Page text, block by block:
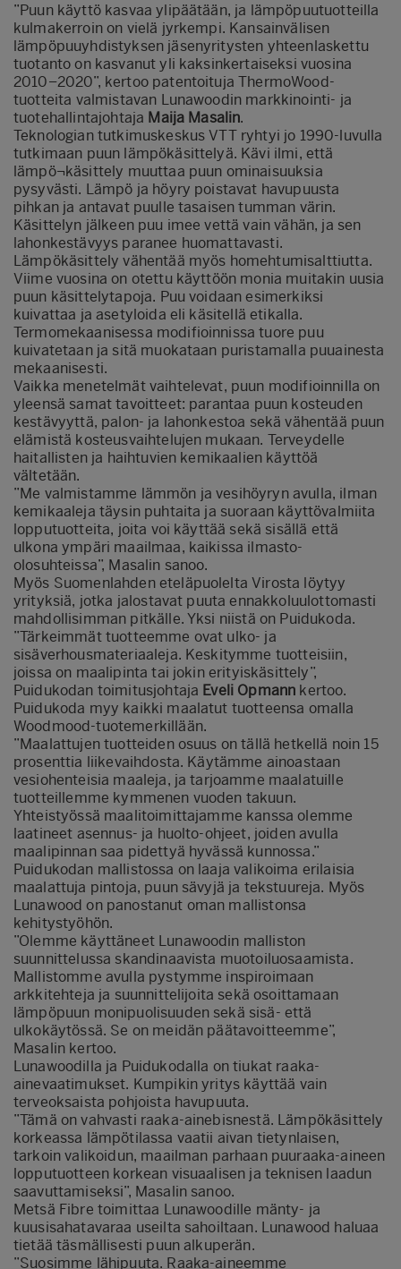
”Puun käyttö kasvaa ylipäätään, ja lämpöpuutuotteilla
kulmakerroin on vielä jyrkempi. Kansainvälisen
lämpöpuuyhdistyksen jäsenyritysten yhteenlaskettu
tuotanto on kasvanut yli kaksinkertaiseksi vuosina
2010–2020”, kertoo patentoituja ThermoWood-
tuotteita valmistavan Lunawoodin markkinointi- ja
tuotehallintajohtaja Maija Masalin.
Teknologian tutkimuskeskus VTT ryhtyi jo 1990-luvulla
tutkimaan puun lämpökäsittelyä. Kävi ilmi, että
lämpö¬käsittely muuttaa puun ominaisuuksia
pysyvästi. Lämpö ja höyry poistavat havupuusta
pihkan ja antavat puulle tasaisen tumman värin.
Käsittelyn jälkeen puu imee vettä vain vähän, ja sen
lahonkestävyys paranee huomattavasti.
Lämpökäsittely vähentää myös homehtumisalttiutta.
Viime vuosina on otettu käyttöön monia muitakin uusia
puun käsittelytapoja. Puu voidaan esimerkiksi
kuivattaa ja asetyloida eli käsitellä etikalla.
Termomekaanisessa modifioinnissa tuore puu
kuivatetaan ja sitä muokataan puristamalla puuainesta
mekaanisesti.
Vaikka menetelmät vaihtelevat, puun modifioinnilla on
yleensä samat tavoitteet: parantaa puun kosteuden
kestävyyttä, palon- ja lahonkestoa sekä vähentää puun
elämistä kosteusvaihtelujen mukaan. Terveydelle
haitallisten ja haihtuvien kemikaalien käyttöä
vältetään.
”Me valmistamme lämmön ja vesihöyryn avulla, ilman
kemikaaleja täysin puhtaita ja suoraan käyttövalmiita
lopputuotteita, joita voi käyttää sekä sisällä että
ulkona ympäri maailmaa, kaikissa ilmasto-
olosuhteissa”, Masalin sanoo.
Myös Suomenlahden eteläpuolelta Virosta löytyy
yrityksiä, jotka jalostavat puuta ennakkoluulottomasti
mahdollisimman pitkälle. Yksi niistä on Puidukoda.
”Tärkeimmät tuotteemme ovat ulko- ja
sisäverhousmateriaaleja. Keskitymme tuotteisiin,
joissa on maalipinta tai jokin erityiskäsittely”,
Puidukodan toimitusjohtaja Eveli Opmann kertoo.
Puidukoda myy kaikki maalatut tuotteensa omalla
Woodmood-tuotemerkillään.
”Maalattujen tuotteiden osuus on tällä hetkellä noin 15
prosenttia liikevaihdosta. Käytämme ainoastaan
vesiohenteisia maaleja, ja tarjoamme maalatuille
tuotteillemme kymmenen vuoden takuun.
Yhteistyössä maalitoimittajamme kanssa olemme
laatineet asennus- ja huolto-ohjeet, joiden avulla
maalipinnan saa pidettyä hyvässä kunnossa.”
Puidukodan mallistossa on laaja valikoima erilaisia
maalattuja pintoja, puun sävyjä ja tekstuureja. Myös
Lunawood on panostanut oman mallistonsa
kehitystyöhön.
”Olemme käyttäneet Lunawoodin malliston
suunnittelussa skandinaavista muotoiluosaamista.
Mallistomme avulla pystymme inspiroimaan
arkkitehteja ja suunnittelijoita sekä osoittamaan
lämpöpuun monipuolisuuden sekä sisä- että
ulkokäytössä. Se on meidän päätavoitteemme”,
Masalin kertoo.
Lunawoodilla ja Puidukodalla on tiukat raaka-
ainevaatimukset. Kumpikin yritys käyttää vain
terveoksaista pohjoista havupuuta.
”Tämä on vahvasti raaka-ainebisnestä. Lämpökäsittely
korkeassa lämpötilassa vaatii aivan tietynlaisen,
tarkoin valikoidun, maailman parhaan puuraaka-aineen
lopputuotteen korkean visuaalisen ja teknisen laadun
saavuttamiseksi”, Masalin sanoo.
Metsä Fibre toimittaa Lunawoodille mänty- ja
kuusisahatavaraa useilta sahoiltaan. Lunawood haluaa
tietää täsmällisesti puun alkuperän.
”Suosimme lähipuuta. Raaka-aineemme